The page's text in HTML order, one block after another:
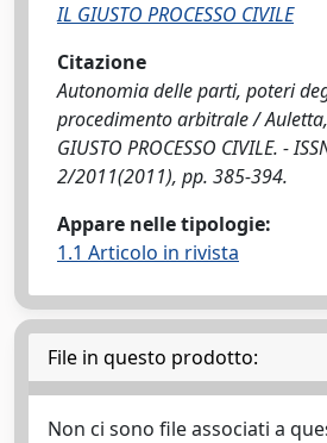
IL GIUSTO PROCESSO CIVILE
Citazione
Autonomia delle parti, poteri
procedimento arbitrale /
GIUSTO PROCESSO CIVILE. -
2/2011(2011), pp. 385-394.
Appare nelle tipologie:
1.1 Articolo in rivista
File in questo prodotto:
Non ci sono file associati a